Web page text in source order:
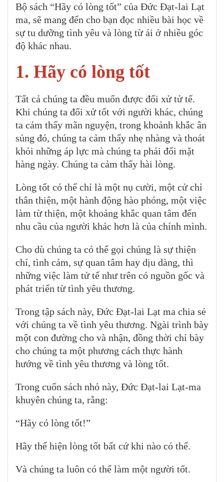
Bộ sách “Hãy có lòng tốt” của Đức Đạt-lai Lạt
ma, sẽ mang đến cho bạn đọc nhiều bài học về
sự tu dưỡng tình yêu và lòng từ ái ở nhiều góc
độ khác nhau.
1. Hãy có lòng tốt
Tất cả chúng ta đều muốn được đối xử tử tế.
Khi chúng ta đối xử tốt với người khác, chúng
ta cảm thấy mãn nguyện, trong khoảnh khắc ân
sủng đó, chúng ta cảm thấy nhẹ nhàng và thoát
khỏi những áp lực mà chúng ta phải đối mặt
hàng ngày. Chúng ta cảm thấy hài lòng.
Lòng tốt có thể chỉ là một nụ cười, một cử chỉ
thân thiện, một hành động hào phóng, một việc
làm từ thiện, một khoảng khắc quan tâm đến
nhu cầu của người khác hơn là của chính mình.
Cho dù chúng ta có thể gọi chúng là sự thiện
chí, tình cảm, sự quan tâm hay dịu dàng, thì
những việc làm tử tế như trên có nguồn gốc và
phát triển từ tình yêu thương.
Trong tập sách này, Đức Đạt-lai Lạt ma chia sẻ
với chúng ta về tình yêu thương. Ngài trình bày
một con đường cho và nhận, đồng thời chỉ bày
cho chúng ta một phương cách thực hành
hướng về tình yêu thương và lòng tốt.
Trong cuốn sách nhỏ này, Đức Đạt-lai Lạt-ma
khuyên chúng ta, rằng:
“Hãy có lòng tốt!”
Hãy thể hiện lòng tốt bất cứ khi nào có thể.
Và chúng ta luôn có thể làm một người tốt.